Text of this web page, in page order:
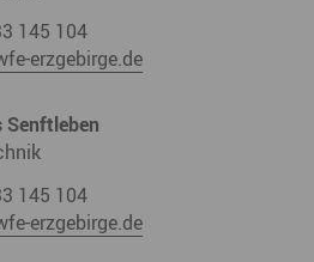
145 104
erzgebirge.de
Senftleben
145 104
erzgebirge.de